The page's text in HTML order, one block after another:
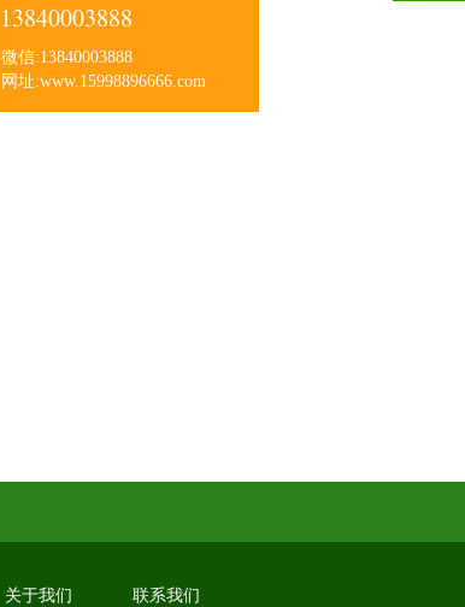
13840003888
微信:13840003888
网址:www.15998896666.com
关于我们 联系我们